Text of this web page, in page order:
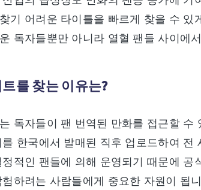
기 어려운 타이틀을 빠르게 찾을 수
독자들뿐만 아니라 열혈 팬들 사이에
를 찾는 이유는?
독자들이 팬 번역된 만화를 접근할
한국에서 발매된 직후 업로드하여
적인 팬들에 의해 운영되기 때문에
하려는 사람들에게 중요한 자원이 됩